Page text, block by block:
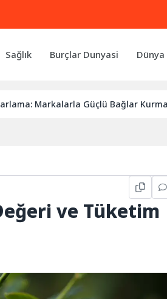
Sağlık Burçlar Dunyasi
Güçlü Bağlar Kurmanın
ve Tüketim